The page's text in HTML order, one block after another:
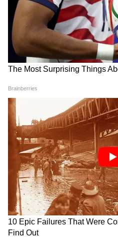
আমাদের হোয়াটসঅ্যাপ
এখানে।
গিয়ে বড় কথা মুখ্যমন্ত্রী
ছুঁলেন শিখদের
Balurghat | ফোনে শেষ
উঠলেন দাদা! | Dakshin
Asianet News Bangla